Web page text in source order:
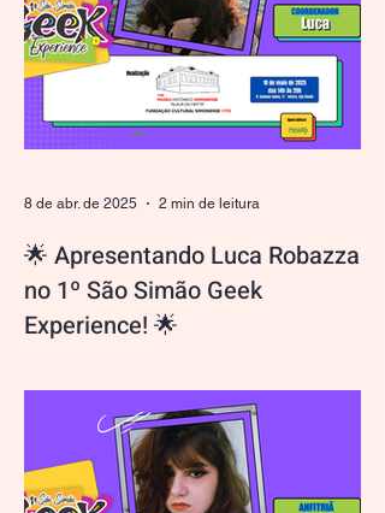
🌟 Apresentando Luca Robazza
no 1º São Simão Geek
Experience! 🌟
construções épicas! É hora de conhecer
Luca Robazza, o talento criativo por trás
do Campeonato de...
8 de abr. de 2025 2 min de leitura